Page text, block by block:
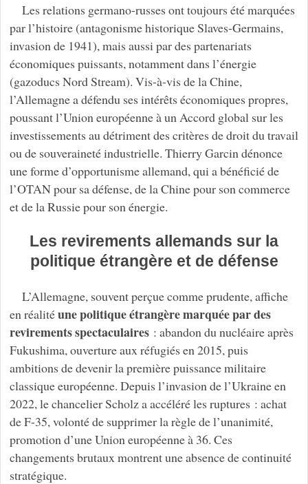
Les relations germano-russes ont toujours été marquées
par l’histoire (antagonisme historique Slaves-Germains,
invasion de 1941), mais aussi par des partenariats
économiques puissants, notamment dans l’énergie
(gazoducs Nord Stream). Vis-à-vis de la Chine,
l’Allemagne a défendu ses intérêts économiques propres,
poussant l’Union européenne à un Accord global sur les
investissements au détriment des critères de droit du travail
ou de souveraineté industrielle. Thierry Garcin dénonce
une forme d’opportunisme allemand, qui a bénéficié de
l’OTAN pour sa défense, de la Chine pour son commerce
et de la Russie pour son énergie.
Les revirements allemands sur la
politique étrangère et de défense
L’Allemagne, souvent perçue comme prudente, affiche
en réalitéune politique étrangère marquée par des
revirements spectaculaires: abandon du nucléaire après
Fukushima, ouverture aux réfugiés en 2015, puis
ambitions de devenir la première puissance militaire
classique européenne. Depuis l’invasion de l’Ukraine en
2022, le chancelier Scholz a accéléré les ruptures : achat
de F-35, volonté de supprimer la règle de l’unanimité,
promotion d’une Union européenne à 36. Ces
changements brutaux montrent une absence de continuité
stratégique.